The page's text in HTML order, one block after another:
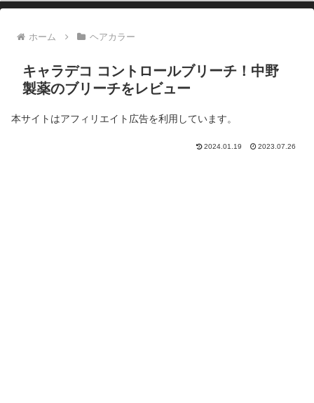
ホーム ヘアカラー
キャラデコ コントロールブリーチ！中野
製薬のブリーチをレビュー
本サイトはアフィリエイト広告を利用しています。
2024.01.19 2023.07.26